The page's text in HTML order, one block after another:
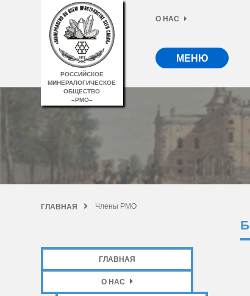
РОССИЙСКОЕ
МИНЕРАЛОГИЧЕСКОЕ
ОБЩЕСТВО
–РМО–
О НАС
МЕНЮ
ГЛАВНАЯ Члены РМО
ГЛАВНАЯ
О НАС